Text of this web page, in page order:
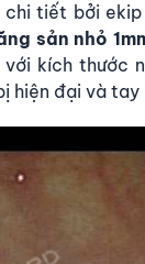
tiết bởi
sản nhỏ
kích thước
hiện đại và